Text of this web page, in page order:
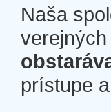
Naša
prístupe